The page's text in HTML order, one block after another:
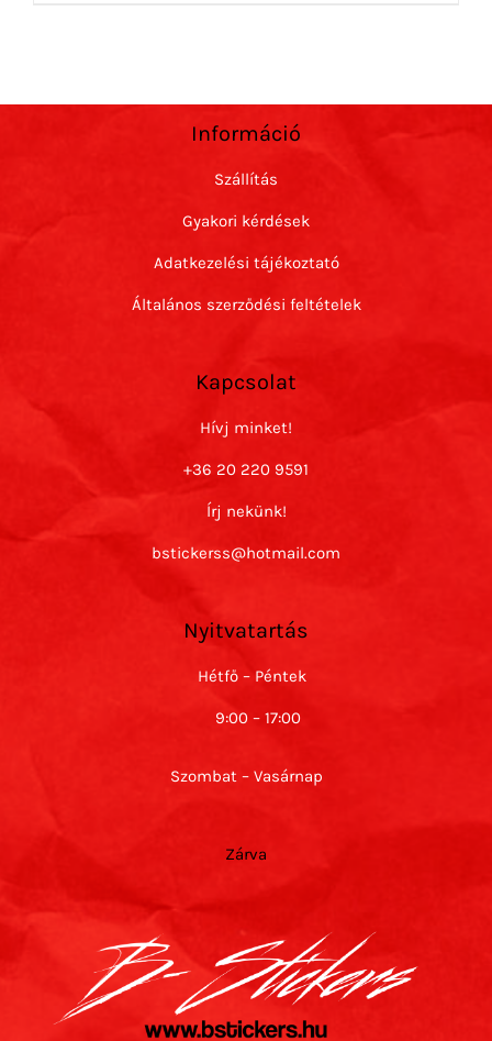
Információ
Szállítás
Gyakori kérdések
Adatkezelési tájékoztató
Általános szerződési feltételek
Kapcsolat
Hívj minket!
+36 20 220 9591
Írj nekünk!
bstickerss@hotmail.com
Nyitvatartás
Hétfő – Péntek
9:00 – 17:00
Szombat – Vasárnap
Zárva